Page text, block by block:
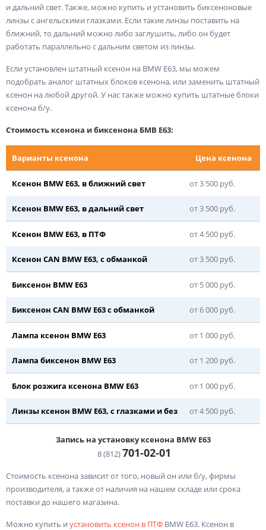
и дальний свет. Также, можно купить и установить биксеноновые
линзы с ангельскими глазками. Если такие линзы поставить на
ближний, то дальний можно либо заглушить, либо он будет
работать параллельно с дальним светом из линзы.
Если установлен штатный ксенон на BMW E63, мы можем
подобрать аналог штатных блоков ксенона, или заменить штатный
ксенон на любой другой. У нас также можно купить штатные блоки
ксенона б/у.
Стоимость ксенона и биксенона БМВ Е63:
Варианты ксенона Цена ксенона
Ксенон BMW E63, в ближний свет от 3 500 руб.
Ксенон BMW E63, в дальний свет от 3 500 руб.
Ксенон BMW E63, в ПТФ от 4 500 руб.
Ксенон CAN BMW E63, с обманкой от 3 500 руб.
Биксенон BMW E63 от 5 000 руб.
Биксенон CAN BMW E63 с обманкой от 6 000 руб.
Лампа ксенон BMW E63 от 1 000 руб.
Лампа биксенон BMW E63 от 1 200 руб.
Блок розжига ксенона BMW E63 от 1 000 руб.
Линзы ксенон BMW E63, с глазками и без от 4 500 руб.
Запись на установку ксенона BMW E63
8 (812)701-02-01
Стоимость ксенона зависит от того, новый он или б/у, фирмы
производителя, а также от наличия на нашем складе или срока
поставки до нашего магазина.
Можно купить и установить ксенон в ПТФ BMW E63. Ксенон в